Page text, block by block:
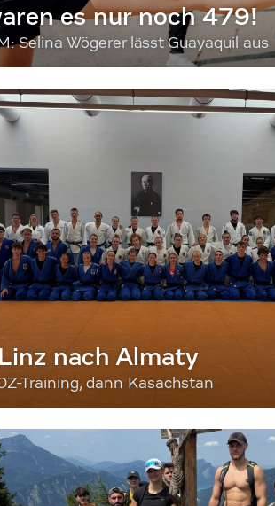
es nur noch 479!
Selina Wögerer lässt Guayaquil aus
nach Almaty
Training, dann Kasachstan